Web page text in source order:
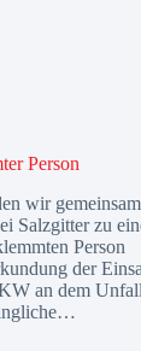
Person
wir
Salzgitter zu
Person
der
an dem